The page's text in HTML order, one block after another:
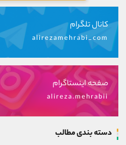
کانال تلگرام
alirezamehrabi_com
صفحه اینستاگرام
alireza.mehrabii
دسته بندی مطالب